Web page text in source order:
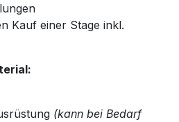
Kauf einer Stage inkl.
(kann bei Bedarf